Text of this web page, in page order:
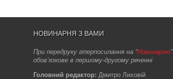
НОВИНАРНЯ З ВАМИ
При передруку гіперпосилання на “Новинарню”
обов’язкове в першому-другому реченні
Головний редактор: Дмитро Лиховій